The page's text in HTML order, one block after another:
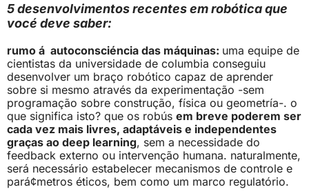
5 desenvolvimentos recentes em robótica que
vocé deve saber:
rumo á autoconsciéncia das máquinas: uma equipe de
cientistas da universidade de columbia conseguiu
desenvolver um braço robótico capaz de aprender
sobre si mesmo através da experimentação -sem
programação sobre construção, física ou geometría-. o
que significa isto? que os robús em breve poderem ser
cada vez mais livres, adaptáveis e independentes
graças ao deep learning, sem a necessidade do
feedback externo ou intervenção humana. naturalmente,
será necessário estabelecer mecanismos de controle e
pará¢metros éticos, bem como um marco regulatório.